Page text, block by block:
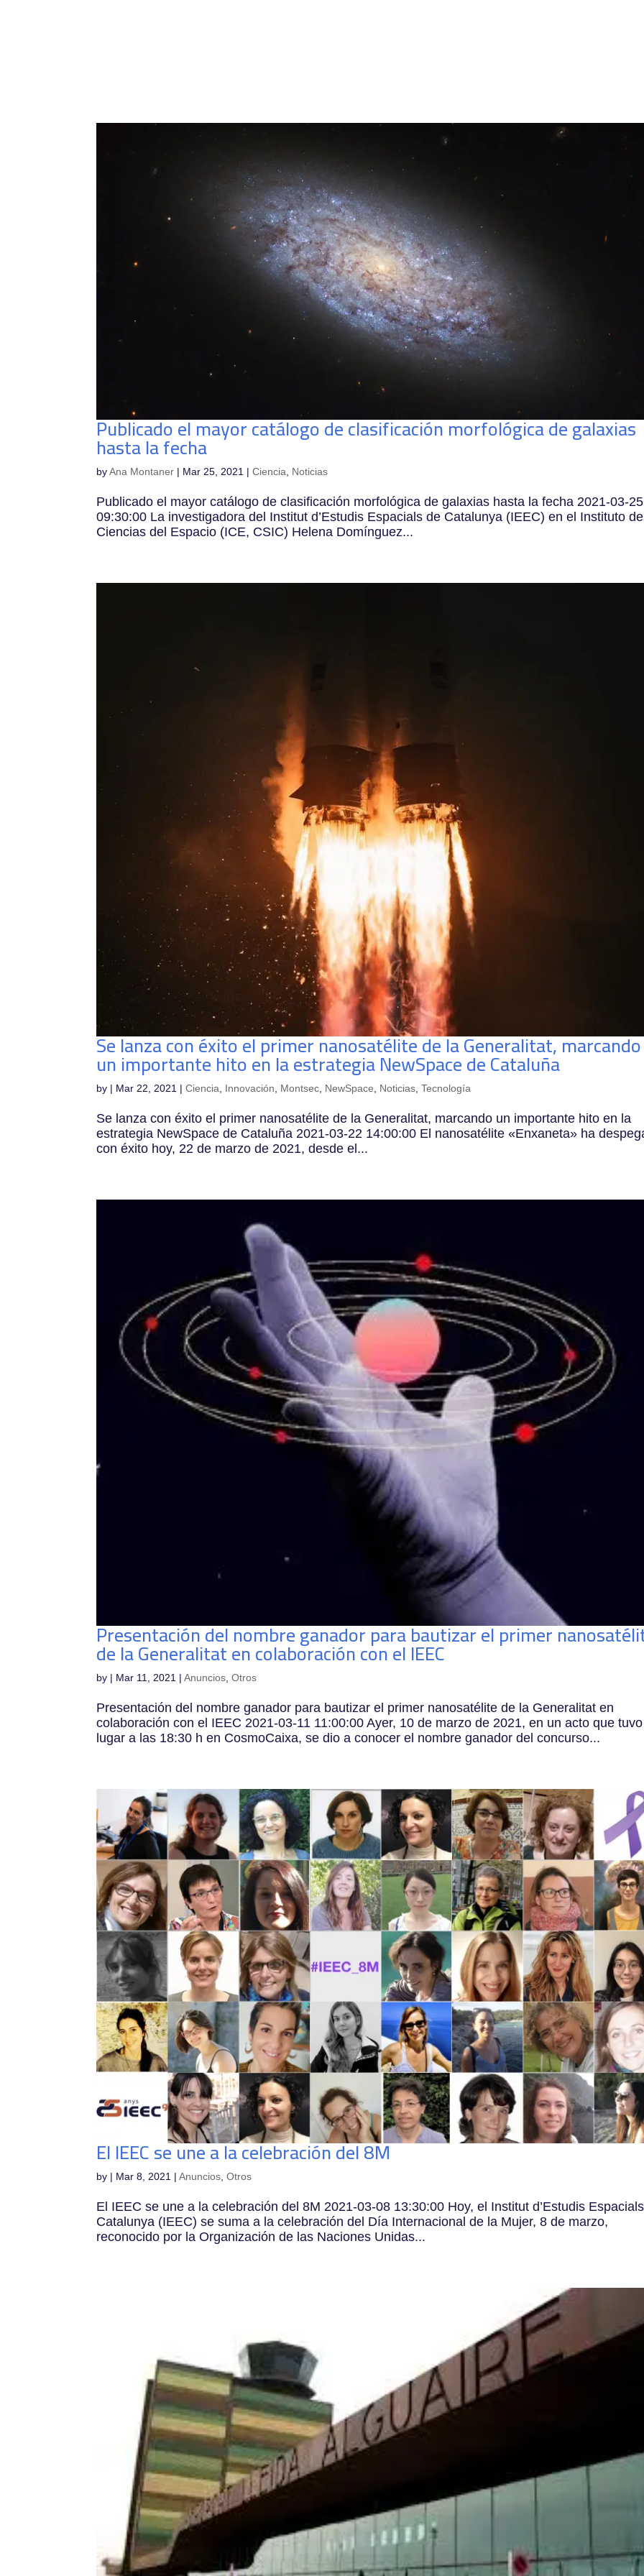
Publicado el mayor catálogo de clasificación morfológica de galaxias
hasta la fecha
byAna Montaner | Mar 25, 2021 |Ciencia Noticias
Publicado el mayor catálogo de clasificación morfológica de galaxias hasta la fecha 2021-03-25
09:30:00 La investigadora del Institut d’Estudis Espacials de Catalunya (IEEC) en el Instituto de
Ciencias del Espacio (ICE, CSIC) Helena Domínguez...
Se lanza con éxito el primer nanosatélite de la Generalitat, marcando
un importante hito en la estrategia NewSpace de Cataluña
by | Mar 22, 2021 |Ciencia Innovación Montsec NewSpace Noticias ,Tecnología
Se lanza con éxito el primer nanosatélite de la Generalitat, marcando un importante hito en la
estrategia NewSpace de Cataluña 2021-03-22 14:00:00 El nanosatélite «Enxaneta» ha
con éxito hoy, 22 de marzo de 2021, desde el...
Presentación del nombre ganador para bautizar el primer
de la Generalitat en colaboración con el IEEC
by | Mar 11, 2021 |Anuncios ,Otros
Presentación del nombre ganador para bautizar el primer nanosatélite de la Generalitat en
colaboración con el IEEC 2021-03-11 11:00:00 Ayer, 10 de marzo de 2021, en un acto que tuvo
lugar a las 18:30 h en CosmoCaixa, se dio a conocer el nombre ganador del concurso...
El IEEC se une a la celebración del 8M
by | Mar 8, 2021 |Anuncios,Otros
El IEEC se une a la celebración del 8M 2021-03-08 13:30:00 Hoy, el Institut d’Estudis
Catalunya (IEEC) se suma a la celebración del Día Internacional de la Mujer, 8 de marzo,
reconocido por la Organización de las Naciones Unidas...